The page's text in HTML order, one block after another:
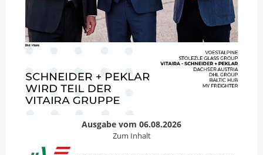
Ausgabe vom 06.08.2026
Zum Inhalt